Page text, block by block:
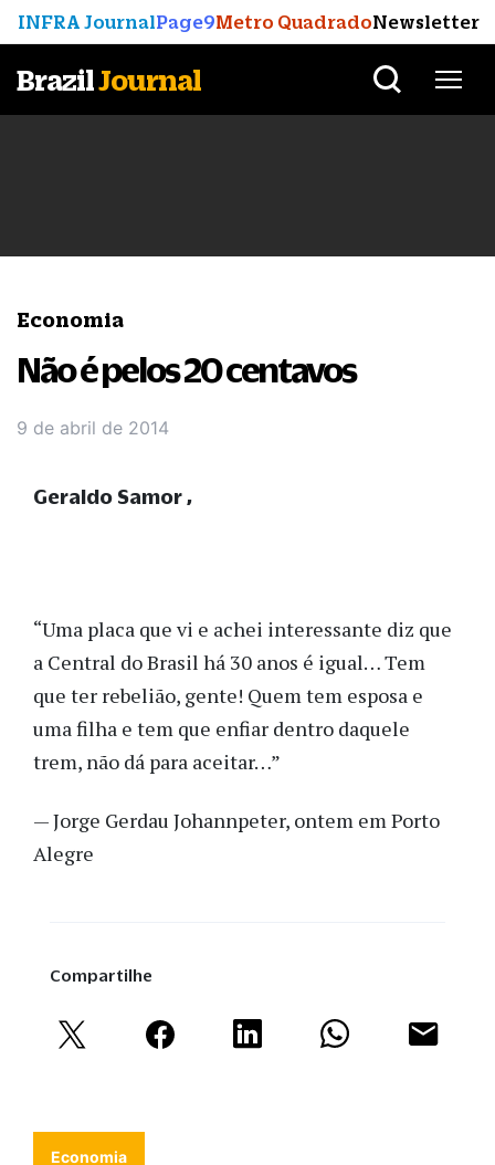
INFRA JournalPage9Metro QuadradoNewsletter
BrazilJournal
Economia
Não é pelos 20 centavos
9 de abril de 2014
“Uma placa que vi e achei interessante diz que
a Central do Brasil há 30 anos é igual… Tem
que ter rebelião, gente! Quem tem esposa e
uma filha e tem que enfiar dentro daquele
trem, não dá para aceitar…”
— Jorge Gerdau Johannpeter, ontem em Porto
Alegre
Geraldo Samor
Compartilhe
Economia